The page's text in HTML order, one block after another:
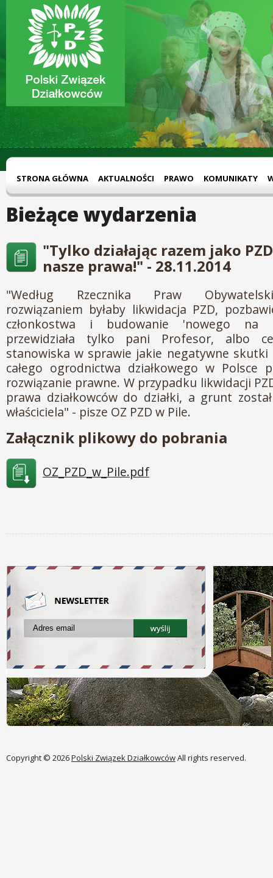
STRONA GŁÓWNA AKTUALNOŚCI PRAWO KOMUNIKATY
Bieżące wydarzenia
"Tylko działając razem jako
nasze prawa!" - 28.11.2014
"Według Rzecznika Praw
rozwiązaniem byłaby likwidacja PZD,
członkostwa i budowanie 'nowego na
przewidziała tylko pani Profesor, albo
stanowiska w sprawie jakie negatywne skutki
całego ogrodnictwa działkowego w Polsce
rozwiązanie prawne. W przypadku likwidacji
prawa działkowców do działki, a grunt
właściciela" - pisze OZ PZD w Pile.
Załącznik plikowy do pobrania
OZ_PZD_w_Pile.pdf
Copyright © 2026Polski Związek DziałkowcówAll rights reserved.